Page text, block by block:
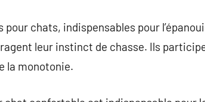
pour chats, indispensables pour
leur instinct de chasse. Ils
la monotonie.